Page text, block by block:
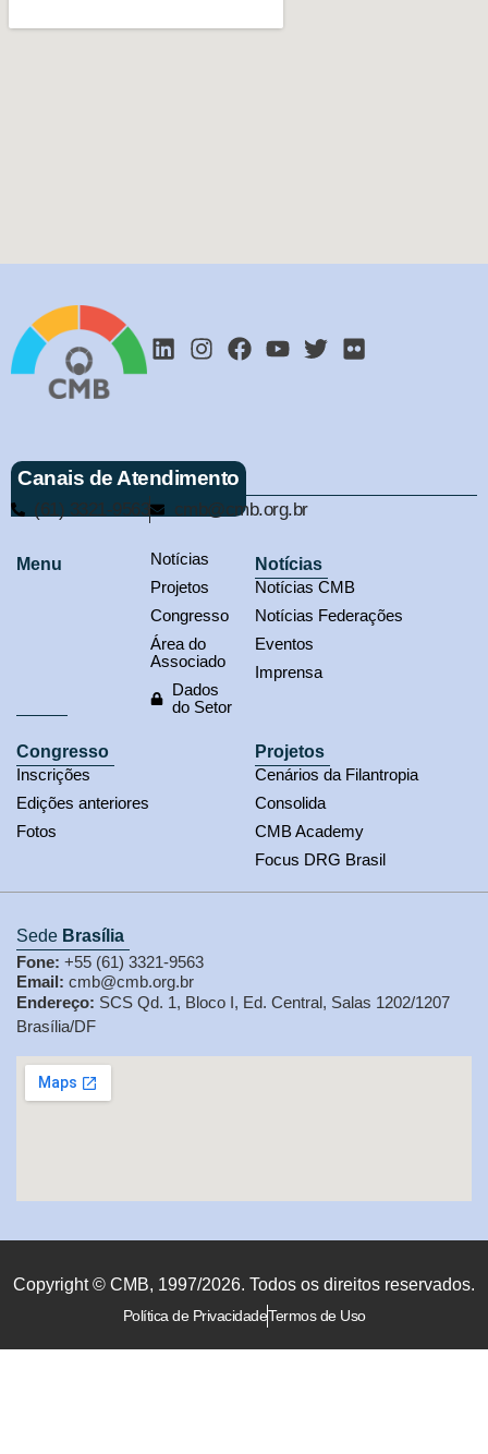
Canais de Atendimento
(61) 3321-9563 cmb@cmb.org.br
Menu
Notícias
Projetos
Congresso
Área do
Associado
Dados
do Setor
Notícias
Notícias CMB
Notícias Federações
Eventos
Imprensa
Congresso
Inscrições
Edições anteriores
Fotos
Projetos
Cenários da Filantropia
Consolida
CMB Academy
Focus DRG Brasil
Sede Brasília
Fone: +55 (61) 3321-9563
Email: cmb@cmb.org.br
Endereço: SCS Qd. 1, Bloco I, Ed. Central, Salas 1202/1207
Brasília/DF
Copyright © CMB, 1997/2026. Todos os direitos reservados.
Política de PrivacidadeTermos de Uso